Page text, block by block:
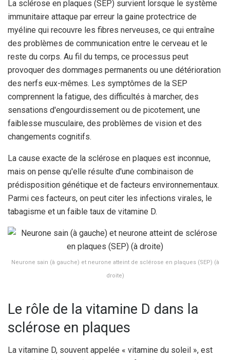
La sclérose en plaques (SEP) survient lorsque le système
immunitaire attaque par erreur la gaine protectrice de
myéline qui recouvre les fibres nerveuses, ce qui entraîne
des problèmes de communication entre le cerveau et le
reste du corps. Au fil du temps, ce processus peut
provoquer des dommages permanents ou une détérioration
des nerfs eux-mêmes. Les symptômes de la SEP
comprennent la fatigue, des difficultés à marcher, des
sensations d'engourdissement ou de picotement, une
faiblesse musculaire, des problèmes de vision et des
changements cognitifs.
La cause exacte de la sclérose en plaques est inconnue,
mais on pense qu'elle résulte d'une combinaison de
prédisposition génétique et de facteurs environnementaux.
Parmi ces facteurs, on peut citer les infections virales, le
tabagisme et un faible taux de vitamine D.
Neurone sain (à gauche) et neurone atteint de sclérose en plaques (SEP) (à
droite)
Le rôle de la vitamine D dans la
sclérose en plaques
La vitamine D, souvent appelée « vitamine du soleil », est